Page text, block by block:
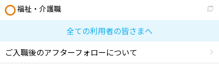
福祉・介護職
全ての利用者の皆さまへ
ご入職後のアフターフォローについて